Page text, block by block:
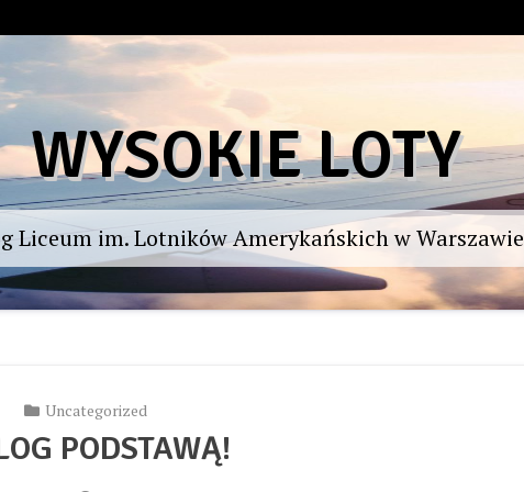
WYSOKIE LOTY
Liceum im. Lotników Amerykańskich w Warszawie
Uncategorized
PODSTAWĄ!